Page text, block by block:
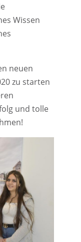
Wissen
neuen
zu starten
und tolle